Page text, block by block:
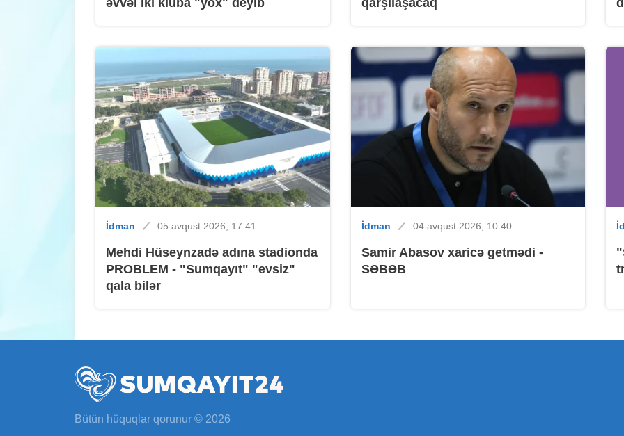
əvvəl iki kluba "yox" deyib
qarşılaşacaq
İdman 05 avqust 2026, 17:41
Mehdi Hüseynzadə adına stadionda
PROBLEM - "Sumqayıt" "evsiz"
qala bilər
İdman 04 avqust 2026, 10:40
Samir Abasov xaricə getmədi -
SƏBƏB
Bütün hüquqlar qorunur © 2026